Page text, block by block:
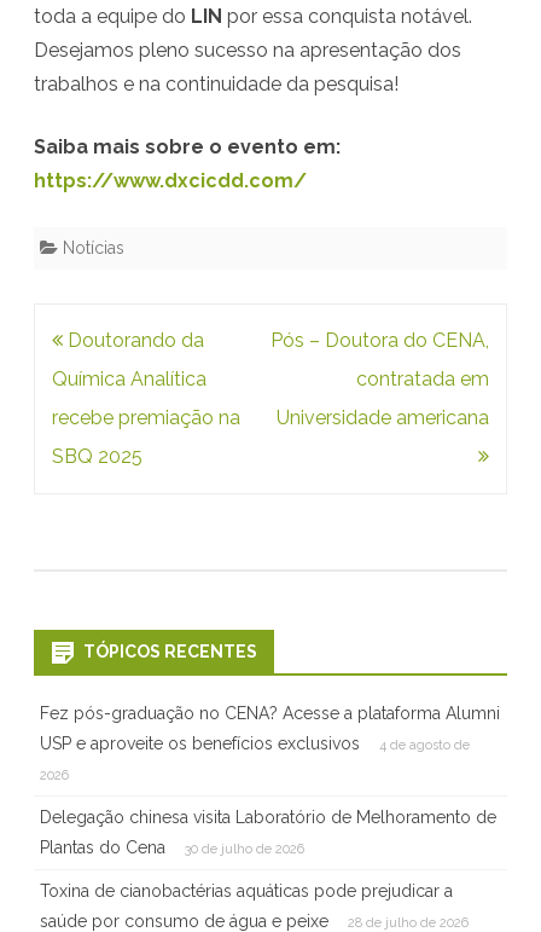
m
i
I
n
n
l
toda a equipe do LIN por essa conquista notável.
Desejamos pleno sucesso na apresentação dos
trabalhos e na continuidade da pesquisa!
Saiba mais sobre o evento em:
https://www.dxcicdd.com/
Notícias
Navegação
de
Post
Doutorando da
Química Analítica
recebe premiação na
SBQ 2025
Pós – Doutora do CENA,
contratada em
Universidade americana
TÓPICOS RECENTES
Fez pós-graduação no CENA? Acesse a plataforma Alumni
USP e aproveite os benefícios exclusivos
4 de agosto de
2026
Delegação chinesa visita Laboratório de Melhoramento de
Plantas do Cena
30 de julho de 2026
Toxina de cianobactérias aquáticas pode prejudicar a
saúde por consumo de água e peixe
28 de julho de 2026